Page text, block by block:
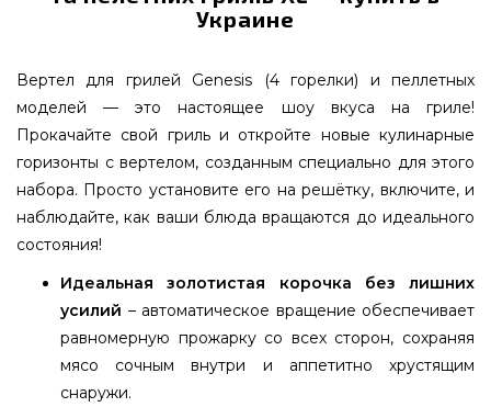
Украине
Вертел для грилей Genesis (4 горелки) и пеллетных
моделей — это настоящее шоу вкуса на гриле!
Прокачайте свой гриль и откройте новые кулинарные
горизонты с вертелом, созданным специально для этого
набора. Просто установите его на решётку, включите, и
наблюдайте, как ваши блюда вращаются до идеального
состояния!
Идеальная золотистая корочка без лишних
усилий – автоматическое вращение обеспечивает
равномерную прожарку со всех сторон, сохраняя
мясо сочным внутри и аппетитно хрустящим
снаружи.